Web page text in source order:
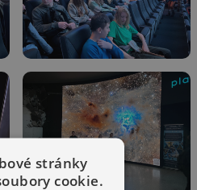
stránky
cookie.